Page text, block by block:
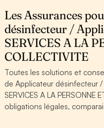
Les Assurances
désinfecteur /
SERVICES A LA
COLLECTIVITE
Toutes les solutions et
de Applicateur désinfecteur
SERVICES A LA PERSONNE
obligations légales,